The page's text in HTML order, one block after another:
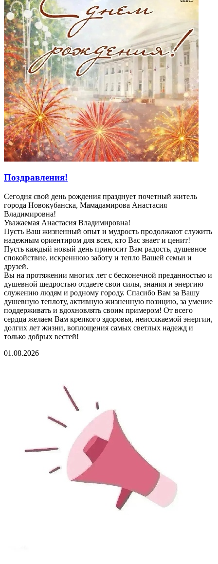
Поздравления!
Сегодня свой день рождения празднует почетный житель
города Новокубанска, Мамадамирова Анастасия
Владимировна!
Уважаемая Анастасия Владимировна!
Пусть Ваш жизненный опыт и мудрость продолжают служить
надежным ориентиром для всех, кто Вас знает и ценит!
Пусть каждый новый день приносит Вам радость, душевное
спокойствие, искреннюю заботу и тепло Вашей семьи и
друзей.
Вы на протяжении многих лет с бесконечной преданностью и
душевной щедростью отдаете свои силы, знания и энергию
служению людям и родному городу. Спасибо Вам за Вашу
душевную теплоту, активную жизненную позицию, за умение
поддерживать и вдохновлять своим примером! От всего
сердца желаем Вам крепкого здоровья, неиссякаемой энергии,
долгих лет жизни, воплощения самых светлых надежд и
только добрых вестей!
01.08.2026